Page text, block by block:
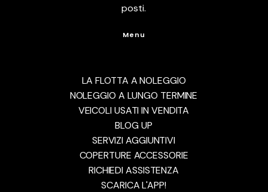
posti.
Menu
LA FLOTTA A NOLEGGIO
NOLEGGIO A LUNGO TERMINE
VEICOLI USATI IN VENDITA
BLOG UP
SERVIZI AGGIUNTIVI
COPERTURE ACCESSORIE
RICHIEDI ASSISTENZA
SCARICA L'APP!